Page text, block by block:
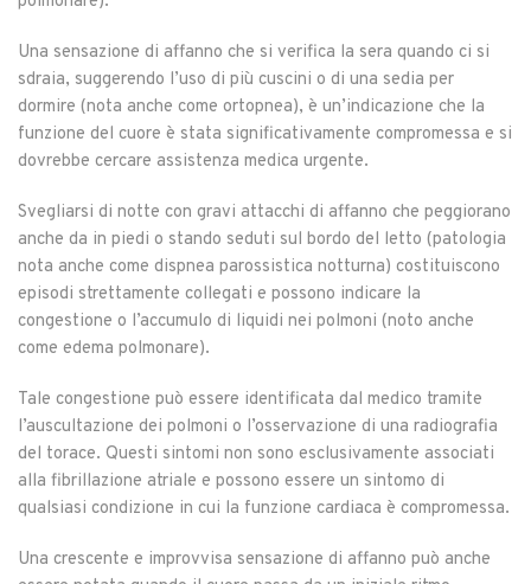
Una sensazione di affanno che si verifica la sera quando ci si
sdraia, suggerendo l’uso di più cuscini o di una sedia per
dormire (nota anche come ortopnea), è un’indicazione che la
funzione del cuore è stata significativamente compromessa e si
dovrebbe cercare assistenza medica urgente.
Svegliarsi di notte con gravi attacchi di affanno che peggiorano
anche da in piedi o stando seduti sul bordo del letto (patologia
nota anche come dispnea parossistica notturna) costituiscono
episodi strettamente collegati e possono indicare la
congestione o l’accumulo di liquidi nei polmoni (noto anche
come edema polmonare).
Tale congestione può essere identificata dal medico tramite
l’auscultazione dei polmoni o l’osservazione di una radiografia
del torace. Questi sintomi non sono esclusivamente associati
alla fibrillazione atriale e possono essere un sintomo di
qualsiasi condizione in cui la funzione cardiaca è compromessa.
Una crescente e improvvisa sensazione di affanno può anche